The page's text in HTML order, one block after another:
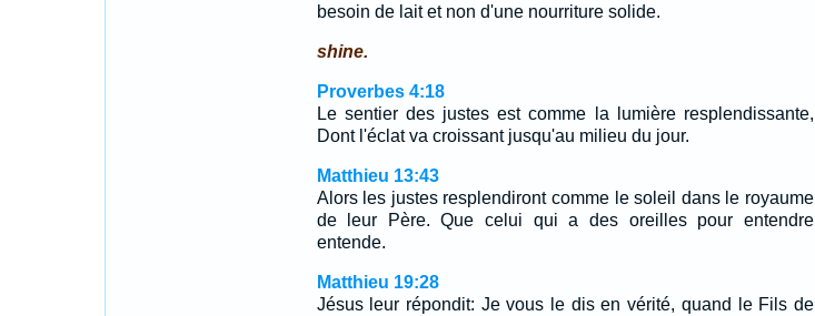
besoin de lait et non d'une nourriture solide.
shine.
Proverbes 4:18
Le sentier des justes est comme la lumière resplendissante,
Dont l'éclat va croissant jusqu'au milieu du jour.
Matthieu 13:43
Alors les justes resplendiront comme le soleil dans le royaume
de leur Père. Que celui qui a des oreilles pour entendre
entende.
Matthieu 19:28
Jésus leur répondit: Je vous le dis en vérité, quand le Fils de